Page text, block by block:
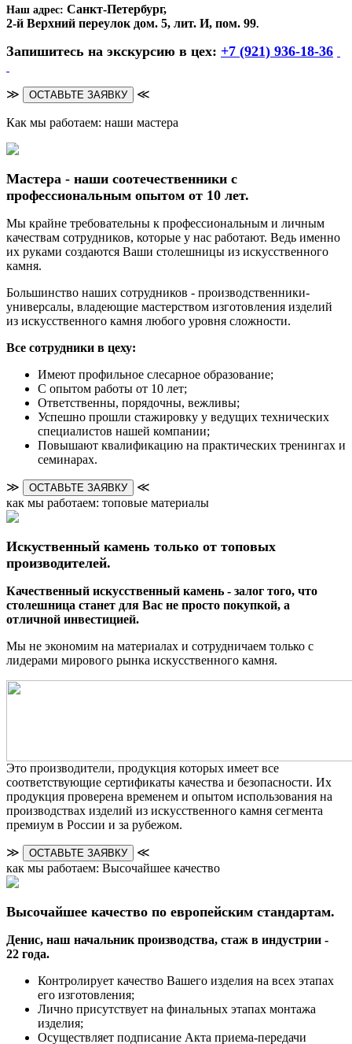
Наш адрес: Санкт-Петербург,
2-й Верхний переулок дом. 5, лит. И, пом. 99.
Запишитесь на экскурсию в цех: +7 (921) 936-18-36
≫ ОСТАВЬТЕ ЗАЯВКУ ≪
Как мы работаем: наши мастера
Мастера - наши соотечественники с
профессиональным опытом от 10 лет.
Мы крайне требовательны к профессиональным и личным
качествам сотрудников, которые у нас работают. Ведь именно
их руками создаются Ваши столешницы из искусственного
камня.
Большинство наших сотрудников - производственники-
универсалы, владеющие мастерством изготовления изделий
из искусственного камня любого уровня сложности.
Все сотрудники в цеху:
Имеют профильное слесарное образование;
С опытом работы от 10 лет;
Ответственны, порядочны, вежливы;
Успешно прошли стажировку у ведущих технических
специалистов нашей компании;
Повышают квалификацию на практических тренингах и
семинарах.
≫ ОСТАВЬТЕ ЗАЯВКУ
≪
как мы работаем: топовые материалы
Искуственный камень только от топовых
производителей.
Качественный искусственный камень - залог того, что
столешница станет для Вас не просто покупкой, а
отличной инвестицией.
Мы не экономим на материалах и сотрудничаем только с
лидерами мирового рынка искусственного камня.
Это производители, продукция которых имеет все
соответствующие сертификаты качества и безопасности. Их
продукция проверена временем и опытом использования на
производствах изделий из искусственного камня сегмента
премиум в России и за рубежом.
≫ ОСТАВЬТЕ ЗАЯВКУ
≪
как мы работаем: Высочайшее качество
Высочайшее качество по европейским стандартам.
Денис, наш начальник производства, стаж в индустрии -
22 года.
Контролирует качество Вашего изделия на всех этапах
его изготовления;
Лично присутствует на финальных этапах монтажа
изделия;
Осуществляет подписание Акта приема-передачи